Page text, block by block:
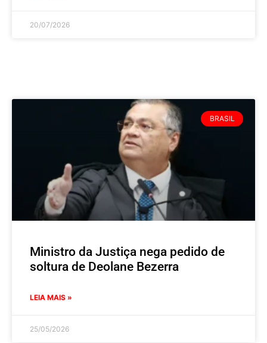
20/07/2026
BRASIL
Ministro da Justiça nega pedido de
soltura de Deolane Bezerra
LEIA MAIS »
25/05/2026